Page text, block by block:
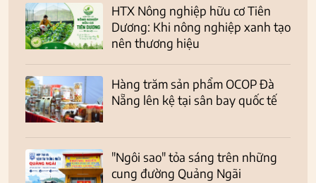
HTX Nông nghiệp hữu cơ Tiên
Dương: Khi nông nghiệp xanh tạo
nên thương hiệu
Hàng trăm sản phẩm OCOP Đà
Nẵng lên kệ tại sân bay quốc tế
"Ngôi sao" tỏa sáng trên những
cung đường Quảng Ngãi